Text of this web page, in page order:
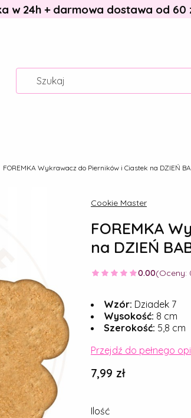
w 24h + darmowa dostawa od 60
FOREMKA Wykrawacz do Pierników i Ciastek na DZIEŃ
Cookie Master
FOREMKA
na DZIEŃ
0.00(Oceny:
Wzór: Dziadek 7
Wysokość: 8 cm
Szerokość: 5,8 cm
Przejdź do pełnego
Cena
7,99 zł
Ilość